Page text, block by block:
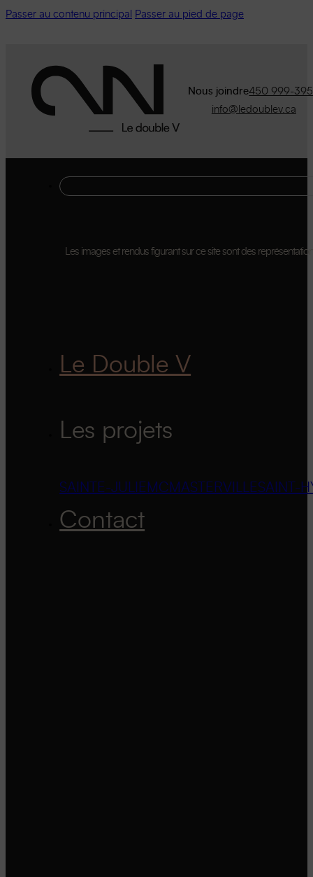
Passer au contenu principal Passer au pied de page
Nous joindre450 999-
info@ledoublev.ca
Les images et rendus figurant sur ce site sont des
Le Double V
Les projets
SAINTE-JULIE MCMASTERVILLESAINT-
Contact